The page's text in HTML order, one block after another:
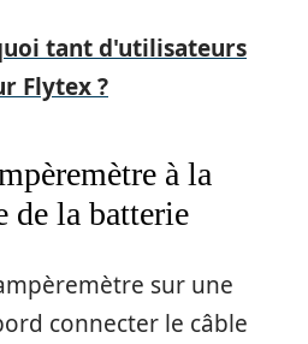
tant d'utilisateurs
Flytex ?
à la
de la batterie
sur une
connecter le câble